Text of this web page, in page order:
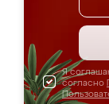
Я
согласно